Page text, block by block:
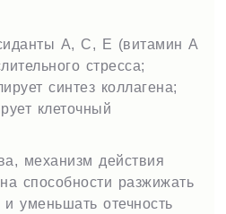
А, С, Е (витамин А
стресса;
синтез коллагена;
клеточный
механизм действия
способности разжижать
уменьшать отечность